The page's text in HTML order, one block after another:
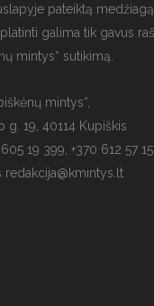
pateiktą
galima tik gavus
mintys“ sutikimą.
mintys“,
g. 19, 40114 Kupiškis
19 399, +370 612 57
redakcija@kmintys.lt